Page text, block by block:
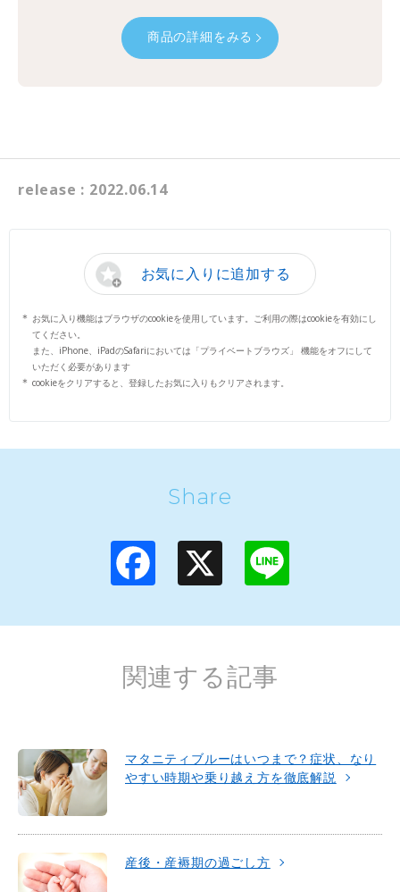
商品の詳細をみる
release : 2022.06.14
お気に入りに追加する
お気に入り機能はブラウザのcookieを使用しています。ご利用の際はcookieを有効にし
てください。
また、iPhone、iPadのSafariにおいては「プライベートブラウズ」 機能をオフにして
いただく必要があります
cookieをクリアすると、登録したお気に入りもクリアされます。
Share
L
e
関連する記事
マタニティブルーはいつまで？症状、なり
やすい時期や乗り越え方を徹底解説
産後・産褥期の過ごし方